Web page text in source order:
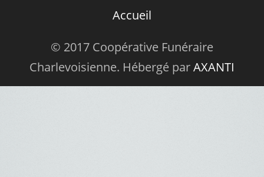
Accueil
© 2017 Coopérative Funéraire
Charlevoisienne. Hébergé parAXANTI